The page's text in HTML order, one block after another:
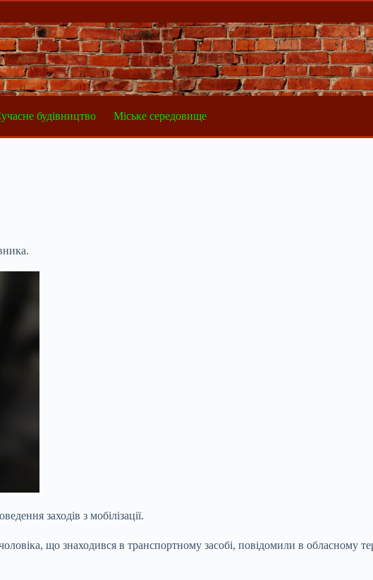
будівництво Міське середовище
заходів з мобілізації.
що знаходився в транспортному засобі, повідомили в обласному